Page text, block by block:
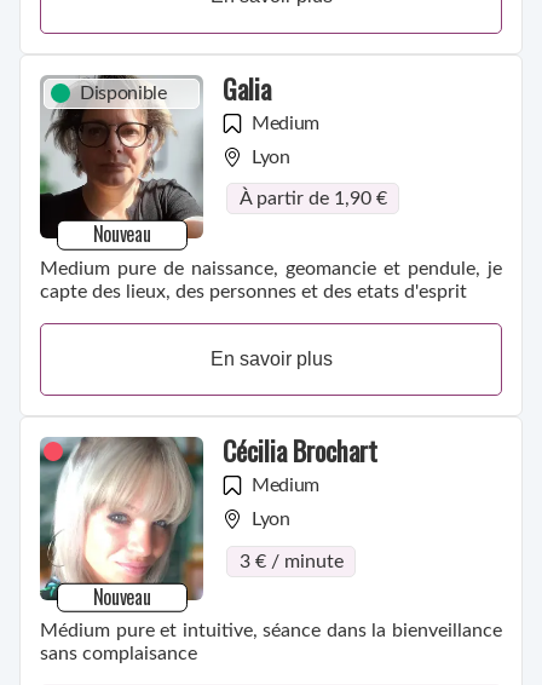
Disponible
Nouveau
Galia
Medium
Lyon
À partir de 1,90 €
Medium pure de naissance, geomancie et pendule, je
capte des lieux, des personnes et des etats d'esprit
En savoir plus
Nouveau
Cécilia Brochart
Medium
Lyon
3 € / minute
Médium pure et intuitive, séance dans la bienveillance
sans complaisance